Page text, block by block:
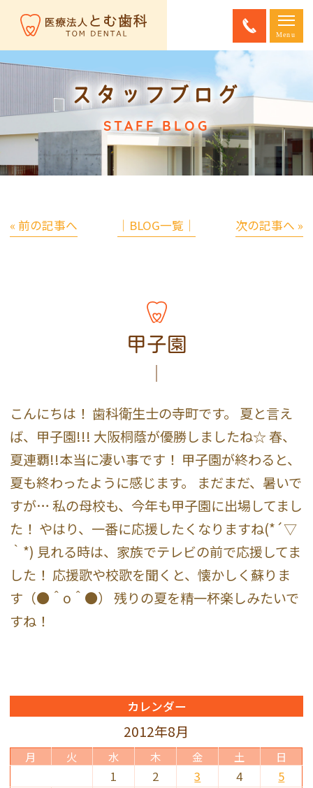
スタッフブログ
STAFF BLOG
« 前の記事へ │BLOG一覧│ 次の記事へ »
甲子園
こんにちは！ 歯科衛生士の寺町です。 夏と言え
ば、甲子園!!! 大阪桐蔭が優勝しましたね☆ 春、
夏連覇!!本当に凄い事です！ 甲子園が終わると、
夏も終わったように感じます。 まだまだ、暑いで
すが… 私の母校も、今年も甲子園に出場してまし
た！ やはり、一番に応援したくなりますね(*´▽
｀*) 見れる時は、家族でテレビの前で応援してま
した！ 応援歌や校歌を聞くと、懐かしく蘇りま
す（●＾o＾●） 残りの夏を精一杯楽しみたいで
すね！
カレンダー
2012年8月
月 火 水 木 金 土 日
1 2 3 4
5